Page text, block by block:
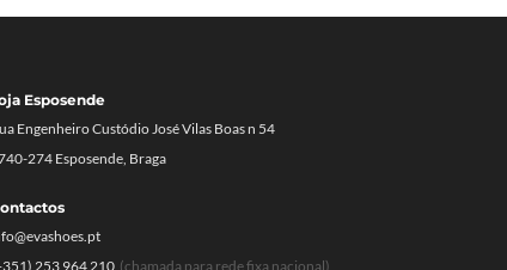
Esposende
Engenheiro Custódio José Vilas Boas n 54
274 Esposende, Braga
253 964 210 (chamada para rede fixa nacional)